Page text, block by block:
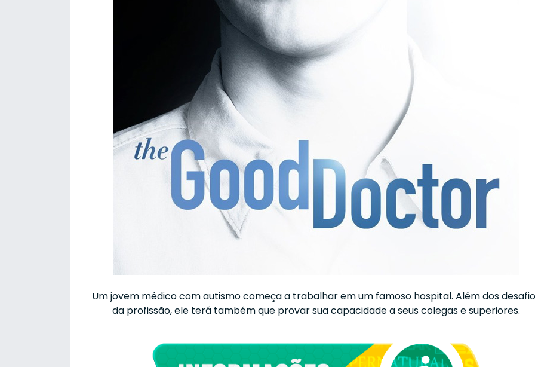
Um jovem médico com autismo começa a trabalhar em um famoso hospital. Além dos
da profissão, ele terá também que provar sua capacidade a seus colegas e superiores.